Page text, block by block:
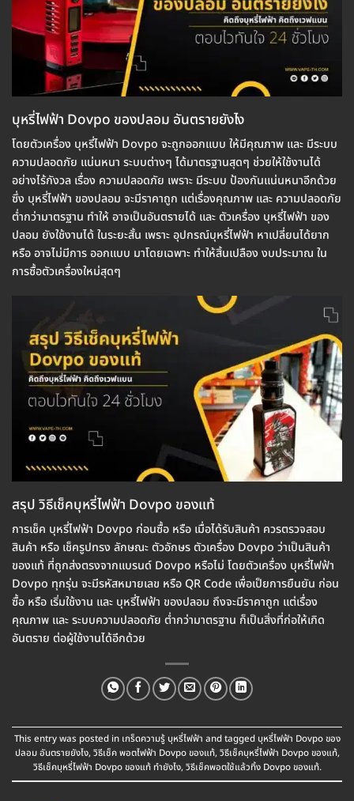
บุหรี่ไฟฟ้า Dovpo ของปลอม อันตรายยังไง
โดยตัวเครื่อง บุหรี่ไฟฟ้า Dovpo จะถูกออกแบบ ให้มีคุณภาพ และ มีระบบ
ความปลอดภัย แน่นหนา ระบบต่างๆ ได้มาตรฐานสุดๆ ช่วยให้ใช้งานได้
อย่างไร้กังวล เรื่อง ความปลอดภัย เพราะ มีระบบ ป้องกันแน่นหนาอีกด้วย
ซึ่ง บุหรี่ไฟฟ้า ของปลอม จะมีราคาถูก แต่เรื่องคุณภาพ และ ความปลอดภัย
ต่ำกว่ามาตรฐาน ทำให้ อาจเป็นอันตรายได้ และ ตัวเครื่อง บุหรี่ไฟฟ้า ของ
ปลอม ยังใช้งานได้ ในระยะสั้น เพราะ อุปกรณ์บุหรี่ไฟฟ้า หาเปลี่ยนได้ยาก
หรือ อาจไม่มีการ ออกแบบ มาโดยเฉพาะ ทำให้สิ้นเปลือง งบประมาณ ใน
การซื้อตัวเครื่องใหม่สุดๆ
สรุป วิธีเช็คบุหรี่ไฟฟ้า Dovpo ของแท้
การเช็ค บุหรี่ไฟฟ้า Dovpo ก่อนซื้อ หรือ เมื่อได้รับสินค้า ควรตรวจสอบ
สินค้า หรือ เช็ครูปทรง ลักษณะ ตัวอักษร ตัวเครื่อง Dovpo ว่าเป็นสินค้า
ของแท้ ที่ถูกส่งตรงจากแบรนด์ Dovpo หรือไม่ โดยตัวเครื่อง บุหรี่ไฟฟ้า
Dovpo ทุกรุ่น จะมีรหัสหมายเลข หรือ QR Code เพื่อเป็ยการยืนยัน ก่อน
ซื้อ หรือ เริ่มใช้งาน และ บุหรี่ไฟฟ้า ของปลอม ถึงจะมีราคาถูก แต่เรื่อง
คุณภาพ และ ระบบความปลอดภัย ต่ำกว่ามาตรฐาน ก็เป็นสิ่งที่ก่อให้เกิด
อันตราย ต่อผู้ใช้งานได้อีกด้วย
This entry was posted in เกร็ดความรู้ บุหรี่ไฟฟ้า and tagged บุหรี่ไฟฟ้า Dovpo ของ
ปลอม อันตรายยังไง, วิธีเช็ค พอตไฟฟ้า Dovpo ของแท้, วิธีเช็คบุหรี่ไฟฟ้า Dovpo ของแท้,
วิธีเช็คบุหรี่ไฟฟ้า Dovpo ของแท้ ทำยังไง, วิธีเช็คพอตใช้แล้วทิ้ง Dovpo ของแท้.